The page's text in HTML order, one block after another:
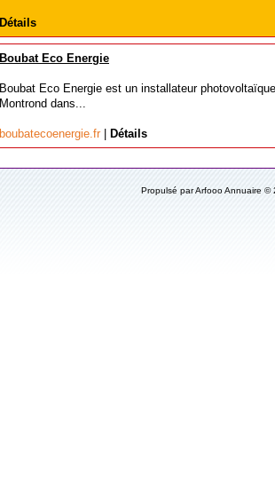
Détails
Boubat Eco Energie
Boubat Eco Energie est un installateur
Montrond dans...
boubatecoenergie.fr Détails
Propulsé par Arfooo